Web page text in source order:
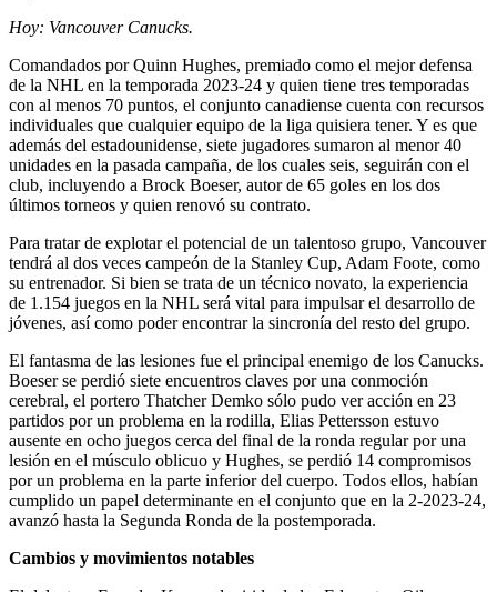
Hoy: Vancouver Canucks.
Comandados por Quinn Hughes, premiado como el mejor defensa
de la NHL en la temporada 2023-24 y quien tiene tres temporadas
con al menos 70 puntos, el conjunto canadiense cuenta con recursos
individuales que cualquier equipo de la liga quisiera tener. Y es que
además del estadounidense, siete jugadores sumaron al menor 40
unidades en la pasada campaña, de los cuales seis, seguirán con el
club, incluyendo a Brock Boeser, autor de 65 goles en los dos
últimos torneos y quien renovó su contrato.
Para tratar de explotar el potencial de un talentoso grupo, Vancouver
tendrá al dos veces campeón de la Stanley Cup, Adam Foote, como
su entrenador. Si bien se trata de un técnico novato, la experiencia
de 1.154 juegos en la NHL será vital para impulsar el desarrollo de
jóvenes, así como poder encontrar la sincronía del resto del grupo.
El fantasma de las lesiones fue el principal enemigo de los Canucks.
Boeser se perdió siete encuentros claves por una conmoción
cerebral, el portero Thatcher Demko sólo pudo ver acción en 23
partidos por un problema en la rodilla, Elias Pettersson estuvo
ausente en ocho juegos cerca del final de la ronda regular por una
lesión en el músculo oblicuo y Hughes, se perdió 14 compromisos
por un problema en la parte inferior del cuerpo. Todos ellos, habían
cumplido un papel determinante en el conjunto que en la 2-2023-24,
avanzó hasta la Segunda Ronda de la postemporada.
Cambios y movimientos notables